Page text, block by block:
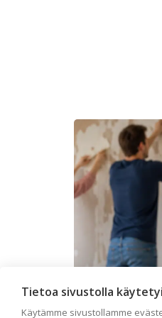
Tietoa sivustolla
Käytämme sivustollamme